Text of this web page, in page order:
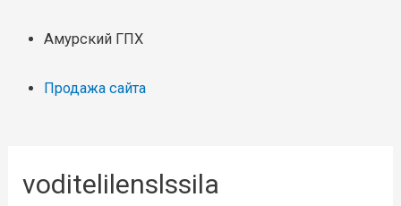
Амурский ГПХ
Продажа сайта
voditelilenslssila